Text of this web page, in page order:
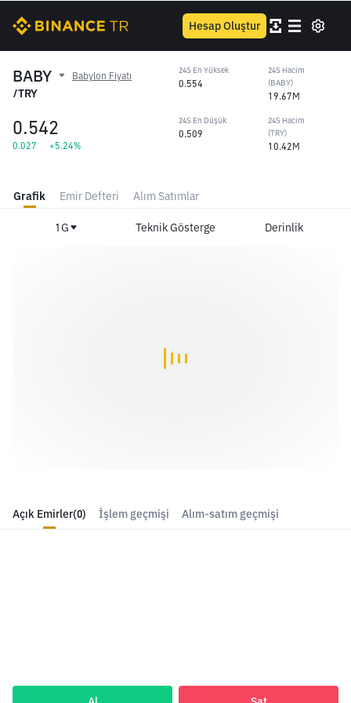
Hesap Oluştur
BABY Babylon Fiyatı
/TRY
0.542
0.027 +5.24%
24S En Yüksek
0.554
24S En Düşük
0.509
24S Hacim
(BABY)
19.67M
24S Hacim
(TRY)
10.42M
Açık Emirler(0) İşlem geçmişi Alım-satım geçmişi
Grafik Emir Defteri Alım Satımlar
1G Teknik Gösterge Derinlik